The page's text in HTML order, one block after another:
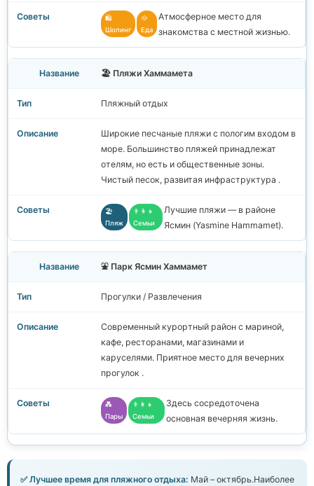
🛍️
Шопинг
🥘
Еда
Атмосферное место для
знакомства с местной жизнью.
🏖️ Пляжи Хаммамета
Пляжный отдых
Широкие песчаные пляжи с пологим входом в
море. Большинство пляжей принадлежат
отелям, но есть и общественные зоны.
Чистый песок, развитая инфраструктура .
🏖️
Пляж
👨‍👩‍👧
Семьи
Лучшие пляжи — в районе
Ясмин (Yasmine Hammamet).
⛲ Парк Ясмин Хаммамет
Прогулки / Развлечения
Современный курортный район с мариной,
кафе, ресторанами, магазинами и
каруселями. Приятное место для вечерних
прогулок .
💑
Пары
👨‍👩‍👧
Семьи
Здесь сосредоточена
основная вечерняя жизнь.
✅ Лучшее время для пляжного отдыха: Май – октябрь.Наиболее